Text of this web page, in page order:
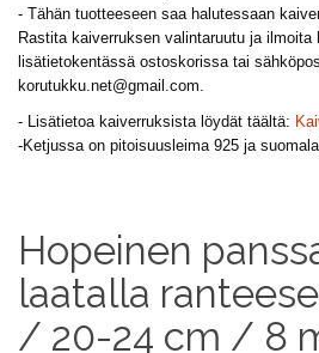
- Tähän tuotteeseen saa halutessaan
Rastita kaiverruksen valintaruutu ja
lisätietokentässä ostoskorissa tai
korutukku.net@gmail.com.
- Lisätietoa kaiverruksista löydät täältä:
-Ketjussa on pitoisuusleima 925 ja
Hopeinen
laatalla
/ 20-24 cm / 8